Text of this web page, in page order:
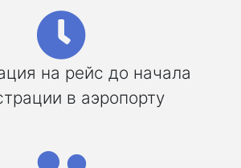
на рейс до начала
в аэропорту